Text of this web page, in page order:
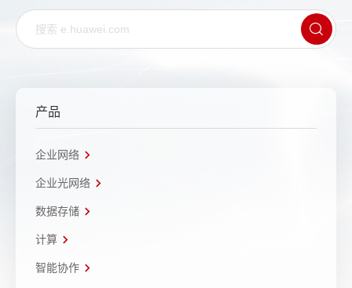
产品
企业网络
企业光网络
数据存储
计算
智能协作